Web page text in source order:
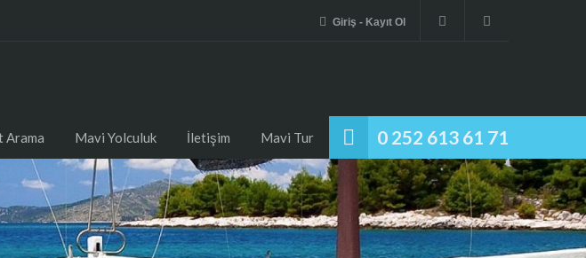
Giriş - Kayıt Ol
0 252 613 61 71
Arama Mavi Yolculuk İletişim Mavi Tur